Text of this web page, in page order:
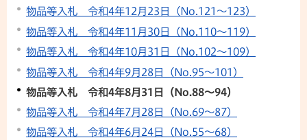
物品等入札 令和4年12月23日（No.121～123）
物品等入札 令和4年11月30日（No.110～119）
物品等入札 令和4年10月31日（No.102～109）
物品等入札 令和4年9月28日（No.95～101）
物品等入札 令和4年8月31日（No.88～94）
物品等入札 令和4年7月28日（No.69～87）
物品等入札 令和4年6月24日（No.55～68）